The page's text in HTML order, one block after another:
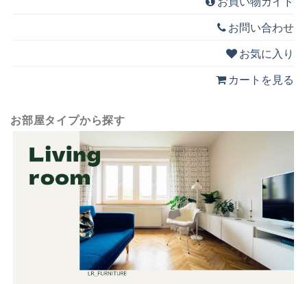
お問い合わせ
お気に入り
カートを見る
お部屋タイプから探す